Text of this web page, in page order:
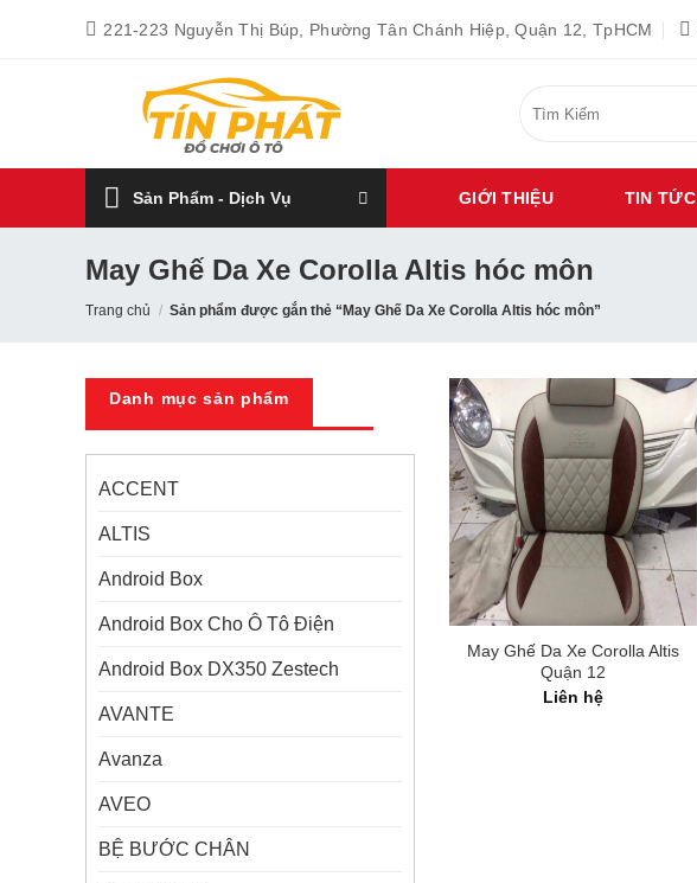
221-223 Nguyễn Thị Búp, Phường Tân Chánh Hiệp, Quận 12, TpHCM
kiếm:
Sản Phẩm - Dịch Vụ GIỚI THIỆU TIN TỨC
May Ghế Da Xe Corolla Altis hóc môn
Trang chủ / Sản phẩm được gắn thẻ “May Ghế Da Xe Corolla Altis hóc môn”
Danh mục sản phẩm
ACCENT
ALTIS
Android Box
Android Box Cho Ô Tô Điện
Android Box DX350 Zestech
AVANTE
Avanza
AVEO
BỆ BƯỚC CHÂN
May Ghế Da Xe Corolla Altis
Quận 12
Liên hệ